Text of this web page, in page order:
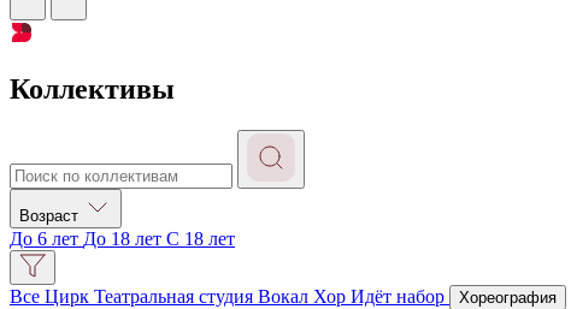
Коллективы
Возраст
До 6 лет До 18 лет С 18 лет
Все Цирк Театральная студия Вокал Хор Идёт набор Хореография